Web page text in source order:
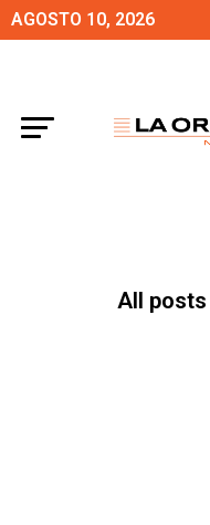
AGOSTO 10, 2026
All